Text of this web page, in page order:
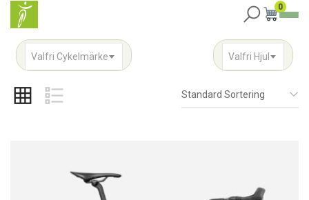
0
Valfri Cykelmärke Valfri Hjul
Standard Sortering